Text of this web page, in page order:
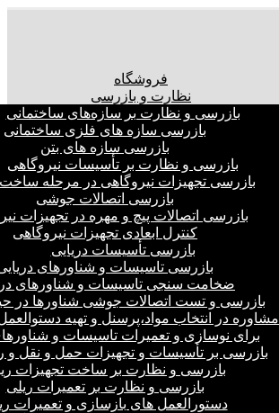
فروشگاه
نظارت و بازرسی
بازرسی و نظارت بر سازه‌های ساختمانی
بازرسی سازه های فلزی ساختمانی
بازرسی سازه های بتن
بازرسی و نظارت بر تأسیسات نیروگاهی
بازرسی تجهیزات نیروگاهی در مرحله
بازرسی اتصالات جوشی
بازرسی اتصالات پیچ و مهره در تجهیزات
کنترل ابعادی تجهیزات نیروگاهی
بازرسی تأسیسات دریایی
بازرسی تاسیسات و شناورهای
ضخامت سنجی تاسیسات و شناورهای
بازرسی و تست اتصالات جوشی شناورها در
مشاوره در انتخاب مواد،پرسنل و تهیه
برای نوسازی و تعمیرات تاسیسات و
بازرسی بر تأسیسات و تجهیزات حمل و نقل و
بازرسی و نظارت بر ساخت تجهیزات
بازرسی و نظارت بر تعمیرات ریلی
دستورالعمل های بازسازی و تعمیرات